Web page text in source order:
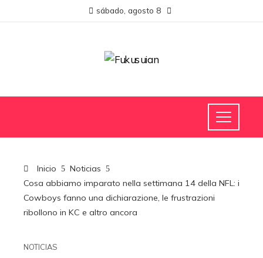
sábado, agosto 8
Inicio
Noticias
Cosa abbiamo imparato nella settimana 14 della NFL: i
Cowboys fanno una dichiarazione, le frustrazioni
ribollono in KC e altro ancora
NOTICIAS